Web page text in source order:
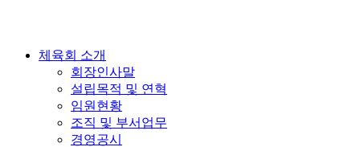
체육회 소개
회장인사말
설립목적 및 연혁
임원현황
조직 및 부서업무
경영공시